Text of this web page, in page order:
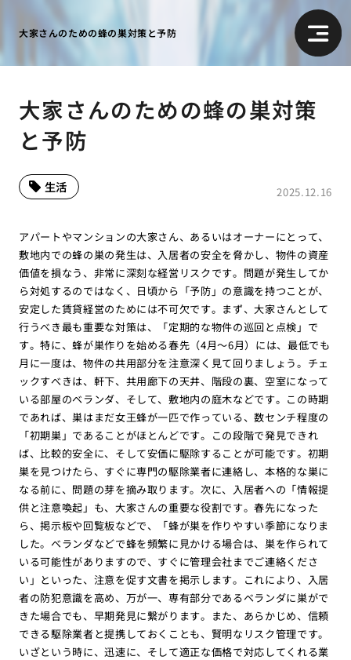
大家さんのための蜂の巣対策と予防
大家さんのための蜂の巣対策
と予防
2025.12.16
生活
アパートやマンションの大家さん、あるいはオーナーにとって、
敷地内での蜂の巣の発生は、入居者の安全を脅かし、物件の資産
価値を損なう、非常に深刻な経営リスクです。問題が発生してか
ら対処するのではなく、日頃から「予防」の意識を持つことが、
安定した賃貸経営のためには不可欠です。まず、大家さんとして
行うべき最も重要な対策は、「定期的な物件の巡回と点検」で
す。特に、蜂が巣作りを始める春先（4月〜6月）には、最低でも
月に一度は、物件の共用部分を注意深く見て回りましょう。チェ
ックすべきは、軒下、共用廊下の天井、階段の裏、空室になって
いる部屋のベランダ、そして、敷地内の庭木などです。この時期
であれば、巣はまだ女王蜂が一匹で作っている、数センチ程度の
「初期巣」であることがほとんどです。この段階で発見できれ
ば、比較的安全に、そして安価に駆除することが可能です。初期
巣を見つけたら、すぐに専門の駆除業者に連絡し、本格的な巣に
なる前に、問題の芽を摘み取ります。次に、入居者への「情報提
供と注意喚起」も、大家さんの重要な役割です。春先になった
ら、掲示板や回覧板などで、「蜂が巣を作りやすい季節になりま
した。ベランダなどで蜂を頻繁に見かける場合は、巣を作られて
いる可能性がありますので、すぐに管理会社までご連絡くださ
い」といった、注意を促す文書を掲示します。これにより、入居
者の防犯意識を高め、万が一、専有部分であるベランダに巣がで
きた場合でも、早期発見に繋がります。また、あらかじめ、信頼
できる駆除業者と提携しておくことも、賢明なリスク管理です。
いざという時に、迅速に、そして適正な価格で対応してくれる業